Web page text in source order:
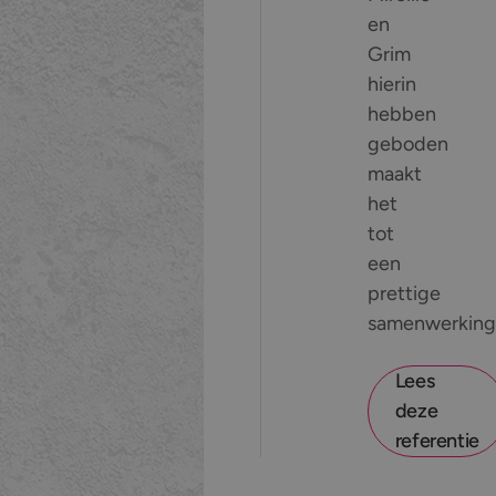
en
Grim
hierin
hebben
geboden
maakt
het
tot
een
prettige
Lees
deze
referentie